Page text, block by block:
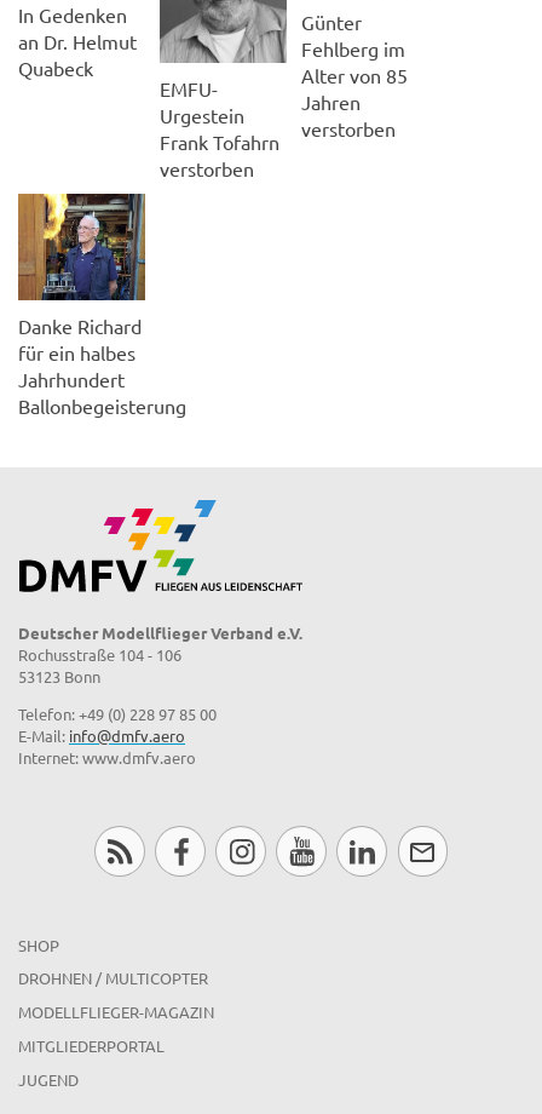
In Gedenken
an Dr. Helmut
Quabeck
EMFU-
Urgestein
Frank Tofahrn
verstorben
Günter
Fehlberg im
Alter von 85
Jahren
verstorben
Danke Richard
für ein halbes
Jahrhundert
Ballonbegeisterung
Deutscher Modellflieger Verband e.V.
Rochusstraße 104 - 106
53123 Bonn
Telefon: +49 (0) 228 97 85 00
E-Mail: info@dmfv.aero
Internet: www.dmfv.aero
SHOP
DROHNEN / MULTICOPTER
MODELLFLIEGER-MAGAZIN
MITGLIEDERPORTAL
JUGEND